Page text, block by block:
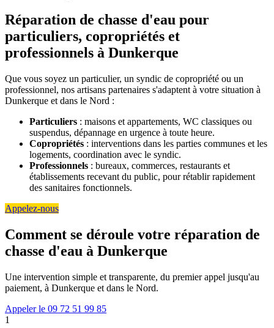
Réparation de chasse d'eau pour
particuliers, copropriétés et
professionnels à Dunkerque
Que vous soyez un particulier, un syndic de copropriété ou un
professionnel, nos artisans partenaires s'adaptent à votre situation à
Dunkerque et dans le Nord :
Particuliers : maisons et appartements, WC classiques ou
suspendus, dépannage en urgence à toute heure.
Copropriétés : interventions dans les parties communes et les
logements, coordination avec le syndic.
Professionnels : bureaux, commerces, restaurants et
établissements recevant du public, pour rétablir rapidement
des sanitaires fonctionnels.
Appelez-nous
Comment se déroule votre réparation de
chasse d'eau à Dunkerque
Une intervention simple et transparente, du premier appel jusqu'au
paiement, à Dunkerque et dans le Nord.
Appeler le 09 72 51 99 85
1